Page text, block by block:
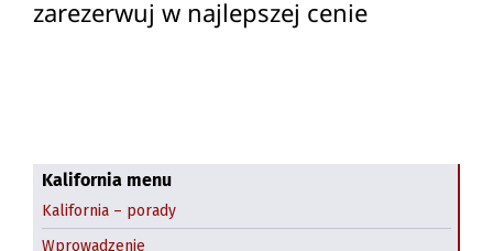
zarezerwuj w najlepszej cenie
Kalifornia menu
Kalifornia – porady
Wprowadzenie
Highway 1 z San Francisco do Los Angeles
Z San Francisco do Las Vegas